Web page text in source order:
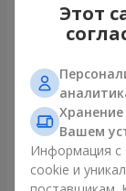
Роза красная
Этот
Вашем
Информация с
cookie и